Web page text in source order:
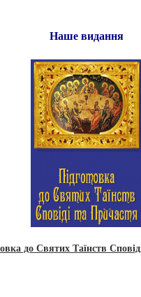
Наше видання
до Святих Таїнств